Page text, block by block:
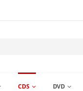
CDS DVD